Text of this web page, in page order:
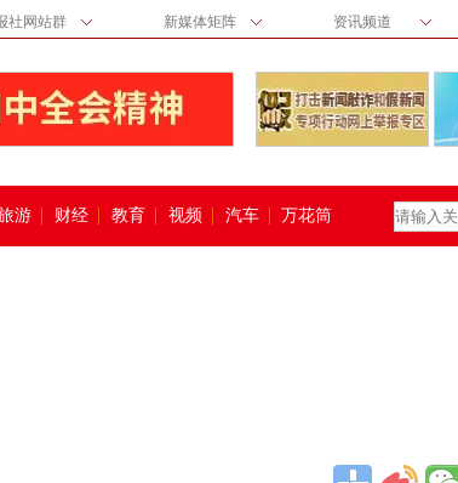
社网站群 新媒体矩阵 资讯频道
游 财经 教育 视频 汽车 万花筒